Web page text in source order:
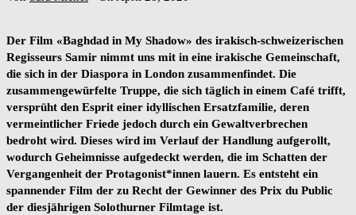
Der Film «Baghdad in My Shadow» des irakisch-schweizerischen
Regisseurs Samir nimmt uns mit in eine irakische Gemeinschaft,
die sich in der Diaspora in London zusammenfindet. Die
zusammengewürfelte Truppe, die sich täglich in einem Café trifft,
versprüht den Esprit einer idyllischen Ersatzfamilie, deren
vermeintlicher Friede jedoch durch ein Gewaltverbrechen
bedroht wird. Dieses wird im Verlauf der Handlung aufgerollt,
wodurch Geheimnisse aufgedeckt werden, die im Schatten der
Vergangenheit der Protagonist*innen lauern. Es entsteht ein
spannender Film der zu Recht der Gewinner des Prix du Public
der diesjährigen Solothurner Filmtage ist.